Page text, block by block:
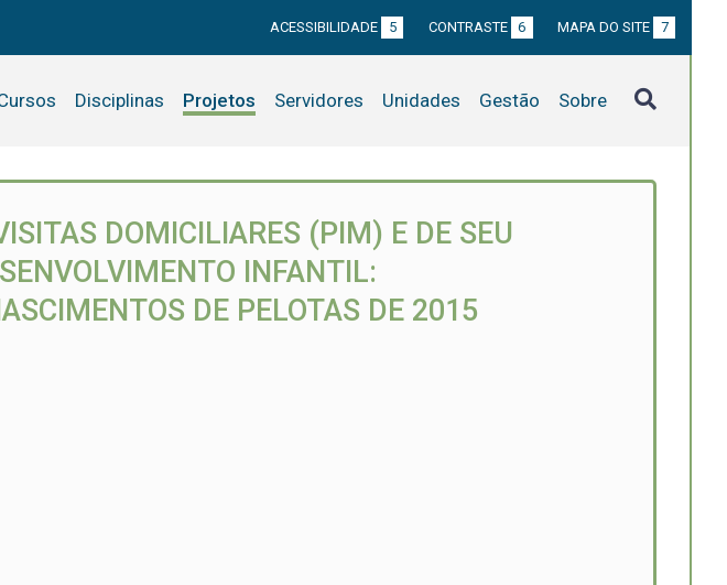
ACESSIBILIDADE 5 CONTRASTE 6 MAPA DO SITE 7
Disciplinas Projetos Servidores Unidades Gestão Sobre
DOMICILIARES (PIM) E DE SEU
INFANTIL:
DE PELOTAS DE 2015